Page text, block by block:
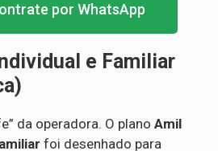
por WhatsApp
e Familiar
da operadora. O plano Amil
foi desenhado para